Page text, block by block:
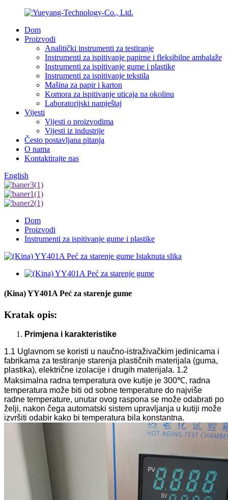
Dom
Proizvodi
Analitički instrumenti za testiranje
Instrumenti za ispitivanje papirne i fleksibilne ambalaže
Instrumenti za ispitivanje gume i plastike
Instrumenti za ispitivanje tekstila
Mašina za papir i karton
Komora za ispitivanje uticaja na okolinu
Laboratorijski namještaj
Vijesti
Vijesti o proizvodima
Vijesti iz industrije
Često postavljana pitanja
O nama
Kontaktirajte nas
English
Dom
Proizvodi
Instrumenti za ispitivanje gume i plastike
(Kina) YY401A Peć za starenje gume
Kratak opis:
Primjena i karakteristike
1.1 Uglavnom se koristi u naučno-istraživačkim jedinicama i
fabrikama za testiranje starenja plastičnih materijala (guma,
plastika), električne izolacije i drugih materijala. 1.2
Maksimalna radna temperatura ove kutije je 300℃, radna
temperatura može biti od sobne temperature do najviše
radne temperature, unutar ovog raspona se može odabrati po
želji, nakon čega automatski sistem upravljanja u kutiji može
izvršiti odabir kako bi temperatura bila konstantna.